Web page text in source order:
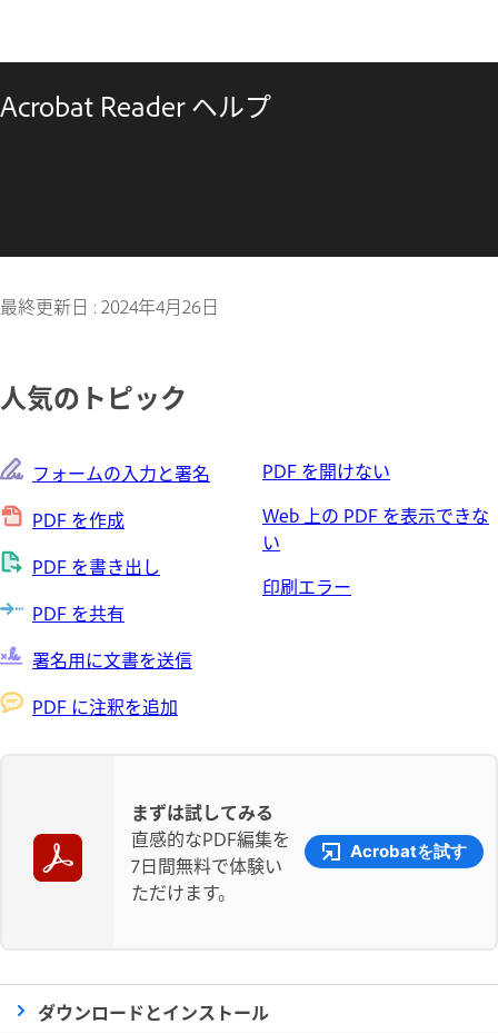
Acrobat Reader ヘルプ
最終更新日 :2024年4月26日
人気のトピック
フォームの入力と署名
PDF を作成
PDF を書き出し
PDF を共有
署名用に文書を送信
PDF に注釈を追加
PDF を開けない
Web 上の PDF を表示できな
い
印刷エラー
まずは試してみる
直感的なPDF編集を
7日間無料で体験い
ただけます。
Acrobatを試す
ダウンロードとインストール